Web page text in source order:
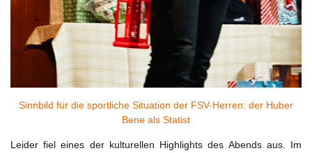
Sinnbild für die sportliche Situation der FSV-Herren: der Huber
Bene als Statist
Leider fiel eines der kulturellen Highlights des Abends aus. Im